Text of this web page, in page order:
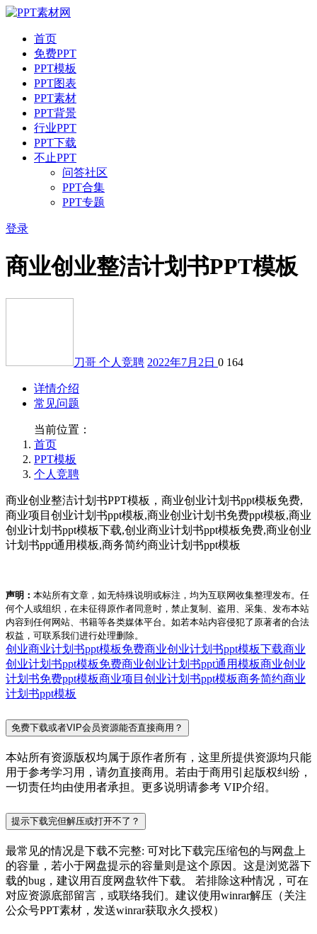
首页
免费PPT
PPT模板
PPT图表
PPT素材
PPT背景
行业PPT
PPT下载
不止PPT
问答社区
PPT合集
PPT专题
登录
商业创业整洁计划书PPT模板
刀哥 个人竞聘 2022年7月2日 0 164
详情介绍
常见问题
当前位置：
首页
PPT模板
个人竞聘
商业创业整洁计划书PPT模板，商业创业计划书ppt模板免费,
商业项目创业计划书ppt模板,商业创业计划书免费ppt模板,商业
创业计划书ppt模板下载,创业商业计划书ppt模板免费,商业创业
计划书ppt通用模板,商务简约商业计划书ppt模板
声明： 本站所有文章，如无特殊说明或标注，均为互联网收集整理发布。任
何个人或组织，在未征得原作者同意时，禁止复制、盗用、采集、发布本站
内容到任何网站、书籍等各类媒体平台。如若本站内容侵犯了原著者的合法
权益，可联系我们进行处理删除。
创业商业计划书ppt模板免费商业创业计划书ppt模板下载商业
创业计划书ppt模板免费商业创业计划书ppt通用模板商业创业
计划书免费ppt模板商业项目创业计划书ppt模板商务简约商业
计划书ppt模板
免费下载或者VIP会员资源能否直接商用？
本站所有资源版权均属于原作者所有，这里所提供资源均只能
用于参考学习用，请勿直接商用。若由于商用引起版权纠纷，
一切责任均由使用者承担。更多说明请参考 VIP介绍。
提示下载完但解压或打开不了？
最常见的情况是下载不完整: 可对比下载完压缩包的与网盘上
的容量，若小于网盘提示的容量则是这个原因。这是浏览器下
载的bug，建议用百度网盘软件下载。 若排除这种情况，可在
对应资源底部留言，或联络我们。建议使用winrar解压（关注
公众号PPT素材，发送winrar获取永久授权）